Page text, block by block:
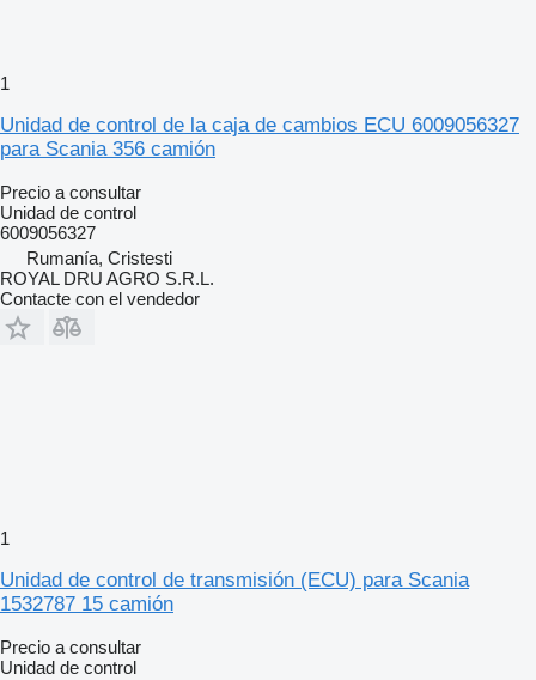
1
Unidad de control de la caja de cambios ECU 6009056327
para Scania 356 camión
Precio a consultar
Unidad de control
6009056327
Rumanía, Cristesti
ROYAL DRU AGRO S.R.L.
Contacte con el vendedor
1
Unidad de control de transmisión (ECU) para Scania
1532787 15 camión
Precio a consultar
Unidad de control